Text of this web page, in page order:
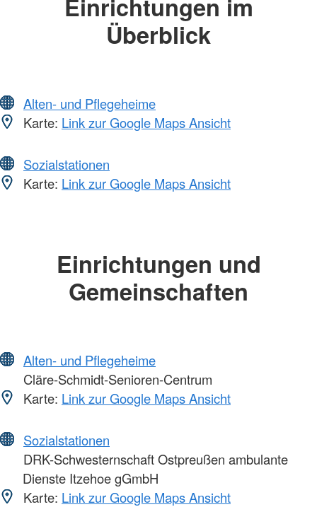
Einrichtungen im
Überblick
Alten- und Pflegeheime
Karte: Link zur Google Maps Ansicht
Sozialstationen
Karte: Link zur Google Maps Ansicht
Einrichtungen und
Gemeinschaften
Alten- und Pflegeheime
Cläre-Schmidt-Senioren-Centrum
Karte: Link zur Google Maps Ansicht
Sozialstationen
DRK-Schwesternschaft Ostpreußen ambulante
Dienste Itzehoe gGmbH
Karte: Link zur Google Maps Ansicht